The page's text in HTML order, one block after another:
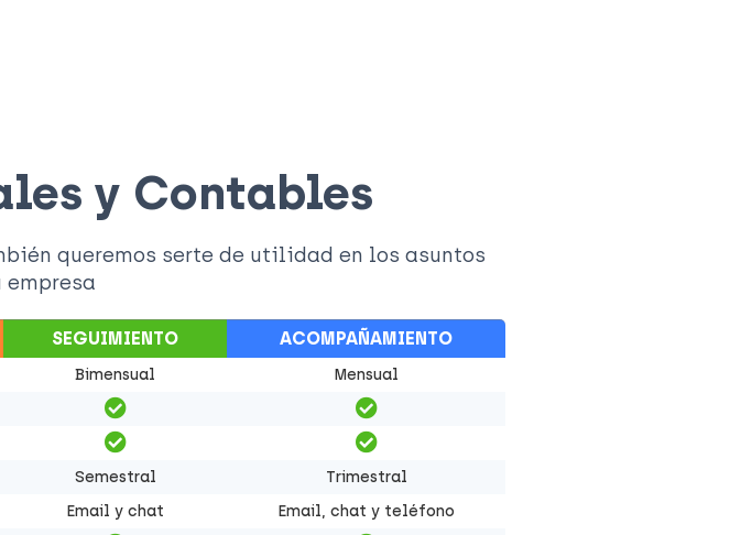
y Contables
queremos serte de utilidad en los asuntos
SEGUIMIENTO ACOMPAÑAMIENTO
Bimensual
Mensual
Semestral
Trimestral
Email y chat
Email, chat y teléfono